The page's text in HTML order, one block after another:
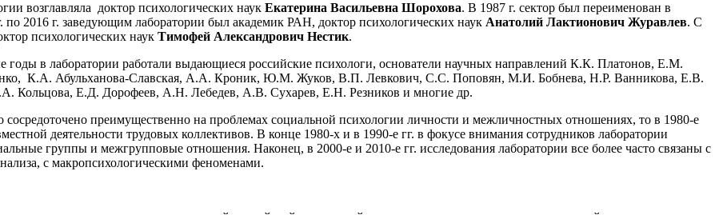
возглавляла доктор психологических наук Екатерина Васильевна Шорохова. В 1987 г. сектор был переименован в
2016 г. заведующим лаборатории был академик РАН, доктор психологических наук Анатолий Лактионович Журавлев. С
психологических наук Тимофей Александрович Нестик.
годы в лаборатории работали выдающиеся российские психологи, основатели научных направлений К.К. Платонов, Е.М.
К.А. Абульханова-Славская, А.А. Кроник, Ю.М. Жуков, В.П. Левкович, С.С. Поповян, М.И. Бобнева, Н.Р. Ванникова, Е.В.
Кольцова, Е.Д. Дорофеев, А.Н. Лебедев, А.В. Сухарев, Е.Н. Резников и многие др.
преимущественно на проблемах социальной психологии личности и межличностных отношениях, то в 1980-е
деятельности трудовых коллективов. В конце 1980-х и в 1990-е гг. в фокусе внимания сотрудников лаборатории
группы и межгрупповые отношения. Наконец, в 2000-е и 2010-е гг. исследования лаборатории все более часто связаны с
с макропсихологическими феноменами.